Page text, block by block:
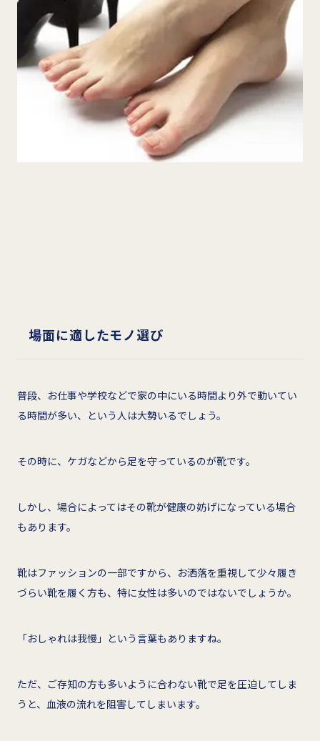
場面に適したモノ選び
普段、お仕事や学校などで家の中にいる時間より外で動いてい
る時間が多い、という人は大勢いるでしょう。
その時に、ケガなどから足を守っているのが靴です。
しかし、場合によってはその靴が健康の妨げになっている場合
もあります。
靴はファッションの一部ですから、お洒落を重視して少々履き
づらい靴を履く方も、特に女性は多いのではないでしょうか。
「おしゃれは我慢」という言葉もありますね。
ただ、ご存知の方も多いように合わない靴で足を圧迫してしま
うと、血液の流れを阻害してしまいます。